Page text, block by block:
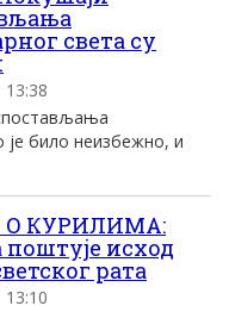
света су
13:38
је било неизбежно, и
О КУРИЛИМА:
поштује исход
рата
13:10